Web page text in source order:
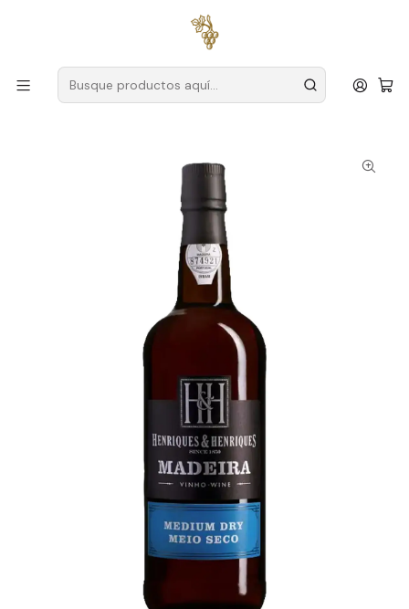
para pedidos superiores a
Productores Madera
Henriques y Henriques
Vino de Madeira semiseco Henriques & Henriques de 3
años, 75 cl.